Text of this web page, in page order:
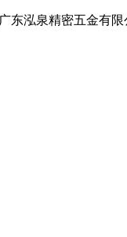
东泓泉精密五金有